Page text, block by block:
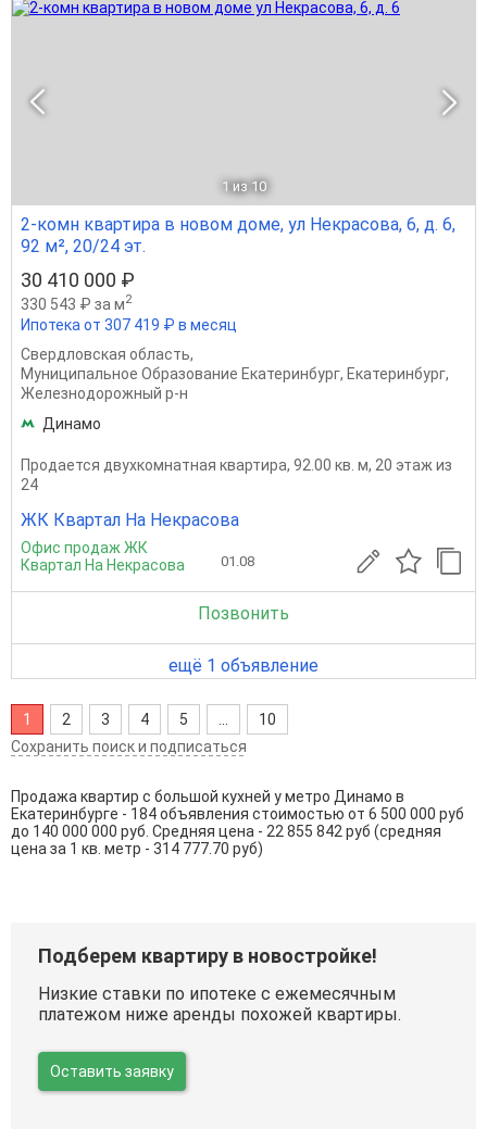
1 из 10
2-комн квартира в новом доме, ул Некрасова, 6, д. 6,
92 м², 20/24 эт.
30 410 000 ₽
330 543 ₽ за м2
Ипотека от 307 419 ₽ в месяц
Свердловская область,
Муниципальное Образование Екатеринбург, Екатеринбург,
Железнодорожный р-н
Динамо
Продается двухкомнатная квартира, 92.00 кв. м, 20 этаж из
24
ЖК Квартал На Некрасова
Офис продаж ЖК
Квартал На Некрасова
01.08
Позвонить
ещё 1 объявление
1 2 3 4 5 ...
10
Сохранить поиск и подписаться
Продажа квартир с большой кухней у метро Динамо в
Екатеринбурге - 184 объявления стоимостью от 6 500 000 руб
до 140 000 000 руб. Средняя цена - 22 855 842 руб (средняя
цена за 1 кв. метр - 314 777.70 руб)
Подберем квартиру в новостройке!
Низкие ставки по ипотеке с ежемесячным
платежом ниже аренды похожей квартиры.
Оставить заявку